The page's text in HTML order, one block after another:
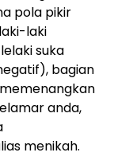
pola pikir
laki
suka
bagian
anda,
menikah.